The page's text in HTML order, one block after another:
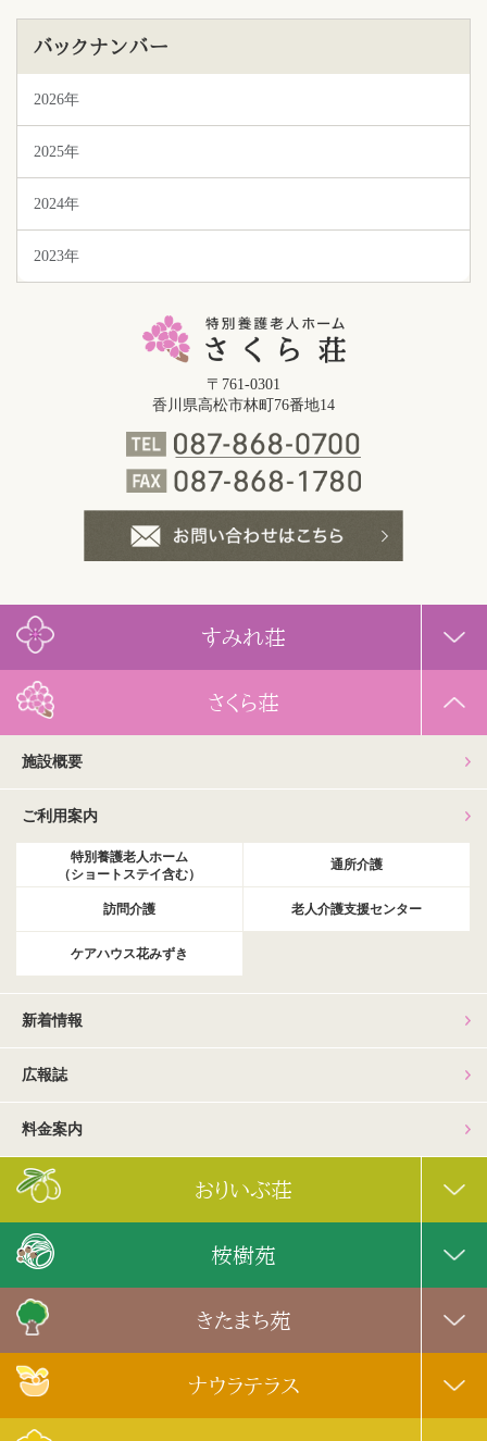
バックナンバー
2026年
2025年
2024年
2023年
〒761-0301
香川県高松市林町76番地14
すみれ荘
さくら荘
施設概要
ご利用案内
特別養護老人ホーム
（ショートステイ含む）
通所介護
訪問介護 老人介護支援センター
ケアハウス花みずき
新着情報
広報誌
料金案内
おりいぶ荘
桉樹苑
きたまち苑
ナウラテラス